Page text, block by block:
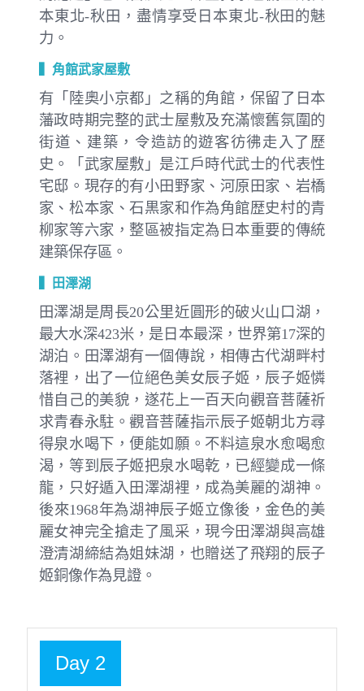
本東北-秋田，盡情享受日本東北-秋田的魅
力。
▍角館武家屋敷
有「陸奧小京都」之稱的角館，保留了日本
藩政時期完整的武士屋敷及充滿懷舊氛圍的
街道、建築，令造訪的遊客彷彿走入了歷
史。「武家屋敷」是江戶時代武士的代表性
宅邸。現存的有小田野家、河原田家、岩橋
家、松本家、石黒家和作為角館歴史村的青
柳家等六家，整區被指定為日本重要的傳統
建築保存區。
▍田澤湖
田澤湖是周長20公里近圓形的破火山口湖，
最大水深423米，是日本最深，世界第17深的
湖泊。田澤湖有一個傳說，相傳古代湖畔村
落裡，出了一位絕色美女辰子姬，辰子姬憐
惜自己的美貌，遂花上一百天向觀音菩薩祈
求青春永駐。觀音菩薩指示辰子姬朝北方尋
得泉水喝下，便能如願。不料這泉水愈喝愈
渴，等到辰子姬把泉水喝乾，已經變成一條
龍，只好遁入田澤湖裡，成為美麗的湖神。
後來1968年為湖神辰子姬立像後，金色的美
麗女神完全搶走了風采，現今田澤湖與高雄
澄清湖締結為姐妹湖，也贈送了飛翔的辰子
姬銅像作為見證。
Day 2